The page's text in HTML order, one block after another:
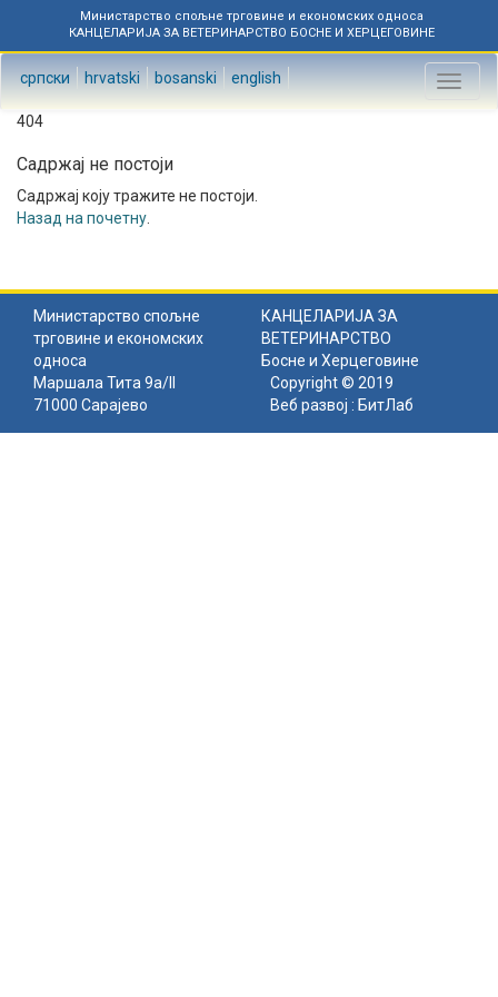
Министарство спољне трговине и економских односа
КАНЦЕЛАРИЈА ЗА ВЕТЕРИНАРСТВО БОСНЕ И ХЕРЦЕГОВИНЕ
српски hrvatski bosanski english
Toggle
404
Садржај не постоји
Садржај коју тражите не постоји.
Назад на почетну
Министарство спољне
трговине и економских
односа
КАНЦЕЛАРИЈА ЗА
ВЕТЕРИНАРСТВО
Босне и Херцеговине
Маршала Тита 9а/II
71000 Сарајево
Copyright © 2019
Веб развој : БитЛаб